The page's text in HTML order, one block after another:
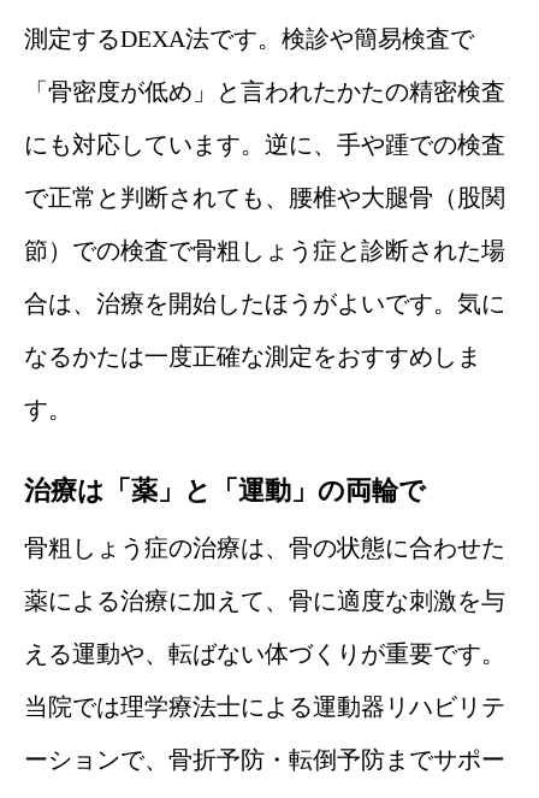
測定するDEXA法です。検診や簡易検査で
「骨密度が低め」と言われたかたの精密検査
にも対応しています。逆に、手や踵での検査
で正常と判断されても、腰椎や大腿骨（股関
節）での検査で骨粗しょう症と診断された場
合は、治療を開始したほうがよいです。気に
なるかたは一度正確な測定をおすすめしま
す。
治療は「薬」と「運動」の両輪で
骨粗しょう症の治療は、骨の状態に合わせた
薬による治療に加えて、骨に適度な刺激を与
える運動や、転ばない体づくりが重要です。
当院では理学療法士による運動器リハビリテ
ーションで、骨折予防・転倒予防までサポー